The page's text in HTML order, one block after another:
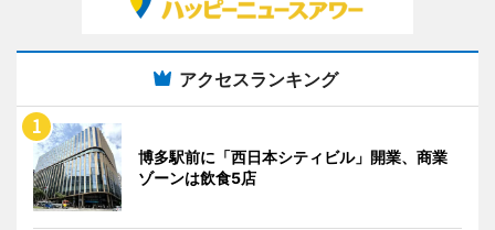
アクセスランキング
博多駅前に「西日本シティビル」開業、商業
ゾーンは飲食5店